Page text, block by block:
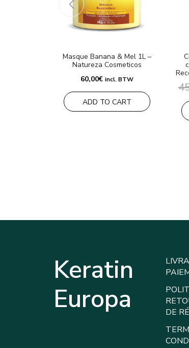
Masque Banana & Mel 1L –
Natureza Cosmeticos
60,00€ incl. BTW
ADD TO CART
Keratin
Europa
DE